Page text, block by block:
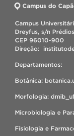
Campus do
Campus
Dreyfus, s/n
CEP 96010-900
Direção:
Departamentos:
Botânica:
Morfologia:
Microbiologia e
Fisiologia e